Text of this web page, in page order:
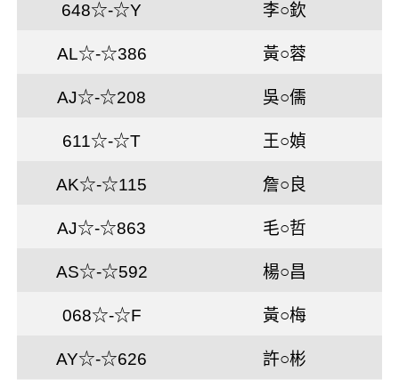
648☆-☆Y 李○欽
AL☆-☆386 黃○蓉
AJ☆-☆208 吳○儒
611☆-☆T 王○媜
AK☆-☆115 詹○良
AJ☆-☆863 毛○哲
AS☆-☆592 楊○昌
068☆-☆F 黃○梅
AY☆-☆626 許○彬